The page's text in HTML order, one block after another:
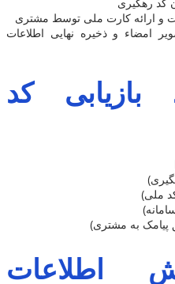
و ارائه کارت ملی توسط مشتری
امضاء و ذخیره نهایی اطلاعات
بازیابی کد
ملی)
پیامک به مشتری)
اطلاعات